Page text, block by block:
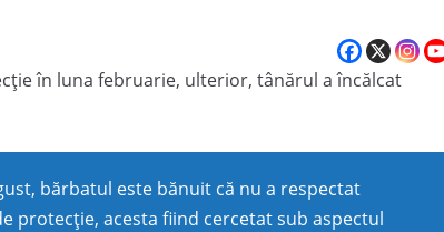
în luna februarie, ulterior, tânărul a încălcat
bărbatul este bănuit că nu a respectat
protecție, acesta fiind cercetat sub aspectul